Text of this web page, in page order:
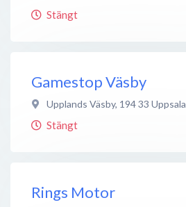
Stängt
Gamestop Väsby
Upplands Väsby, 194 33 Uppsala
Stängt
Rings Motor